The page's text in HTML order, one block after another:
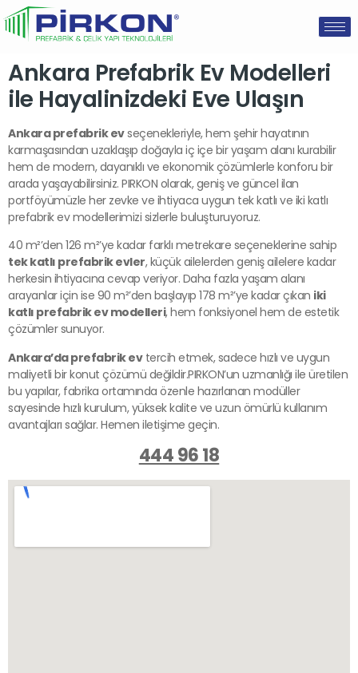
Ankara Prefabrik Ev Modelleri
ile Hayalinizdeki Eve Ulaşın
Ankara prefabrik evseçenekleriyle, hem şehir hayatının
karmaşasından uzaklaşıp doğayla iç içe bir yaşam alanı kurabilir
hem de modern, dayanıklı ve ekonomik çözümlerle konforu bir
arada yaşayabilirsiniz. PIRKON olarak, geniş ve güncel ilan
portföyümüzle her zevke ve ihtiyaca uygun tek katlı ve iki katlı
prefabrik ev modellerimizi sizlerle buluşturuyoruz.
40 m²’den 126 m²’ye kadar farklı metrekare seçeneklerine sahip
tek katlı prefabrik evler, küçük ailelerden geniş ailelere kadar
herkesin ihtiyacına cevap veriyor. Daha fazla yaşam alanı
arayanlar için ise 90 m²’den başlayıp 178 m²’ye kadar çıkan iki
katlı prefabrik ev modelleri, hem fonksiyonel hem de estetik
çözümler sunuyor.
Ankara’da prefabrik evtercih etmek, sadece hızlı ve uygun
maliyetli bir konut çözümü değildir.PIRKON’un uzmanlığı ile üretilen
bu yapılar, fabrika ortamında özenle hazırlanan modüller
sayesinde hızlı kurulum, yüksek kalite ve uzun ömürlü kullanım
avantajları sağlar. Hemen iletişime geçin.
444 96 18